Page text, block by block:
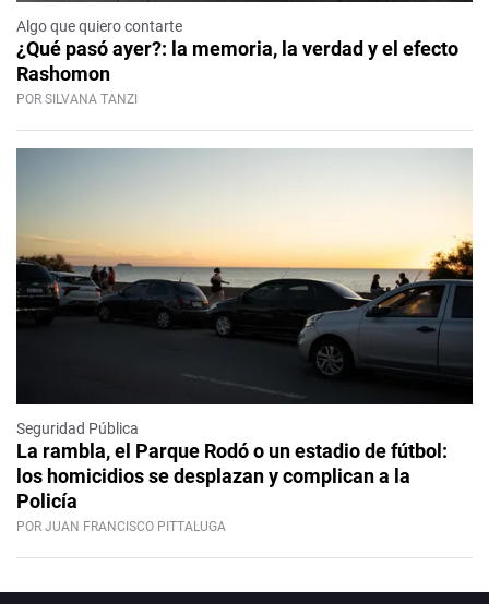
Algo que quiero contarte
¿Qué pasó ayer?: la memoria, la verdad y el efecto
Rashomon
POR SILVANA TANZI
Seguridad Pública
La rambla, el Parque Rodó o un estadio de fútbol:
los homicidios se desplazan y complican a la
Policía
POR JUAN FRANCISCO PITTALUGA